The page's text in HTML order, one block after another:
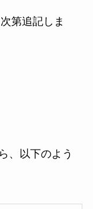
第追記しま
、以下のよう